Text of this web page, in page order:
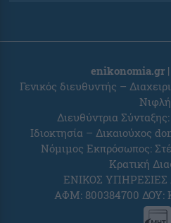
enikonomia.gr |
Γενικός διευθυντής –
Διευθύντρια
Ιδιοκτησία – Δικαιούχος
Νόμιμος Εκπρόσωπος:
Κρατική
ΕΝΙΚΟΣ ΥΠΗΡΕΣΙΕΣ
ΑΦΜ: 800384700